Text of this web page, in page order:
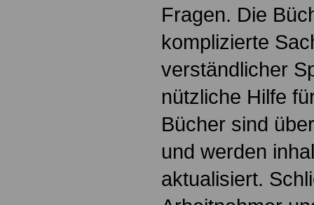
Fragen. Die
komplizierte
verständlicher
nützliche Hilfe
Bücher sind
und werden
aktualisiert.